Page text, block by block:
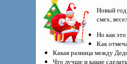
Новый год
смех,
Но как
Как
Какая разница между
Что лучше и какие